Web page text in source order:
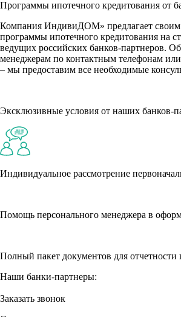
Программы ипотечного кредитования от
Компания ИндивиДОМ» предлагает
программы ипотечного кредитования на
ведущих российских банков-партнеров.
менеджерам по контактным телефонам
– мы предоставим все необходимые
Эксклюзивные условия от наших банков-
Индивидуальное рассмотрение
Помощь персонального менеджера в
Полный пакет документов для отчетности
Наши банки-партнеры:
Заказать звонок